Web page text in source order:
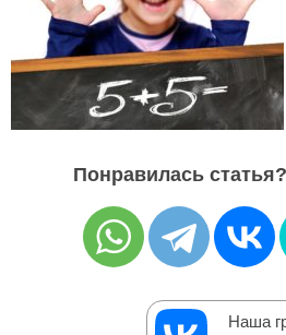
Понравилась
Наша